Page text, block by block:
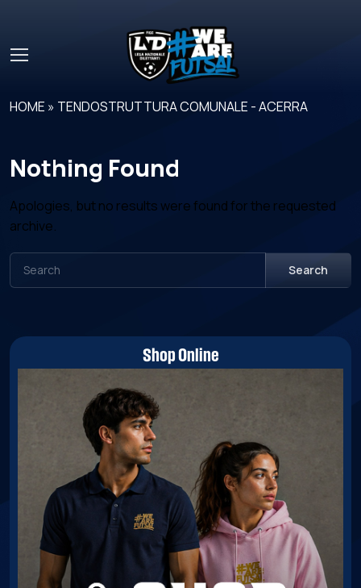
HOME » TENDOSTRUTTURA COMUNALE - ACERRA
Nothing Found
Apologies, but no results were found for the requested
archive.
Search
Shop Online